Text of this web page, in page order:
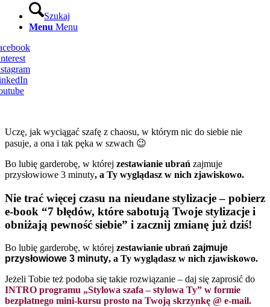
Szukaj
Menu Menu
Uczę, jak wyciągać szafę z chaosu, w którym nic do siebie nie
pasuje, a ona i tak pęka w szwach 😉
Bo lubię garderobę, w której zestawianie ubrań zajmuje
przysłowiowe 3 minuty, a Ty wyglądasz w nich zjawiskowo.
Nie trać więcej czasu na nieudane stylizacje – pobierz
e-book “7 błędów, które sabotują Twoje stylizacje i
obniżają pewność siebie” i zacznij zmianę już dziś!
Bo lubię garderobę, w której zestawianie ubrań zajmuje
przysłowiowe 3 minuty, a Ty wyglądasz w nich zjawiskowo.
Jeżeli Tobie też podoba się takie rozwiązanie – daj się zaprosić do
INTRO programu „Stylowa szafa – stylowa Ty” w formie
bezpłatnego mini-kursu prosto na Twoją skrzynkę @ e-mail.